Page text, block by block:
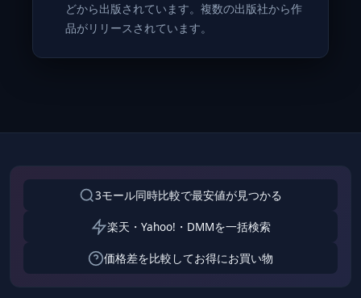
どから出版されています。複数の出版社から作
品がリリースされています。
3モール同時比較で最安値が見つかる
楽天・Yahoo!・DMMを一括検索
価格差を比較してお得にお買い物